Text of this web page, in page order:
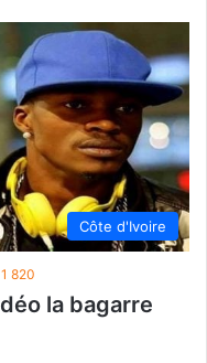
Côte d'Ivoire
1 820
la bagarre